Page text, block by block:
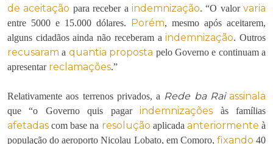
de aceitação para receber a indemnização. “O valor varia
entre 5000 e 15.000 dólares. Porém, mesmo após aceitarem,
alguns cidadãos ainda não receberam aindemnização. Outros
recusaram a quantia proposta pelo Governo e continuam a
apresentar reclamações.”
Relativamente aos terrenos privados, a Rede ba Rai assinala
que “o Governo quis pagarindemnizações às famílias
afetadas com base na resolução aplicada anteriormente à
população do aeroporto Nicolau Lobato, em Comoro, fixando 40